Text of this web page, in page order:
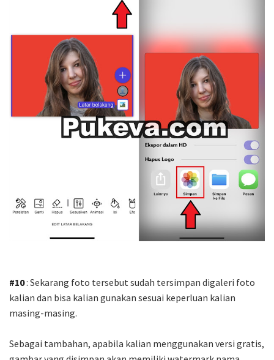
#10: Sekarang foto tersebut sudah tersimpan digaleri foto
kalian dan bisa kalian gunakan sesuai keperluan kalian
masing-masing.
Sebagai tambahan, apabila kalian menggunakan versi gratis,